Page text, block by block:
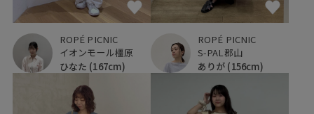
ROPÉ PICNIC
イオンモール橿原
ひなた (167cm)
ROPÉ PICNIC
S-PAL郡山
ありが (156cm)